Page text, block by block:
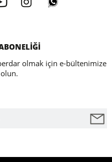
olmak için e-bültenimize